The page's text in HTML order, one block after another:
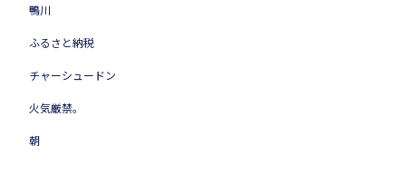
鴨川
ふるさと納税
チャーシュードン
火気厳禁。
朝